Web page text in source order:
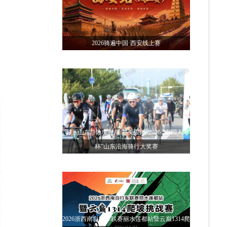
2026骑遍中国·西安线上赛
“好运山东”“仙境海岸·最美银滩”2026 “中国人寿
杯”山东沿海骑行大奖赛
2026浙西南自行车联赛丽水莲都站暨云巅1314爬